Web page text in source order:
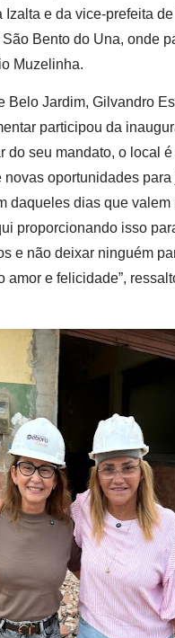
e da vice-prefeita
Bento do Una, onde
Muzelinha.
Belo Jardim, Gilvandro
participou da
do seu mandato, o local
oportunidades
daqueles dias que valem
proporcionando isso
e não deixar ninguém
e felicidade”,